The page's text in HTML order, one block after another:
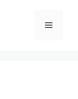
Menu